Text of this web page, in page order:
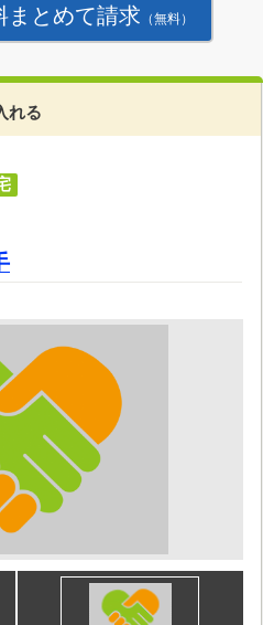
まとめて請求 （無料）
れる